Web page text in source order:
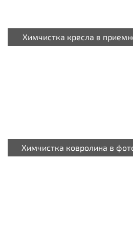
Химчистка кресла в
Химчистка ковролина в